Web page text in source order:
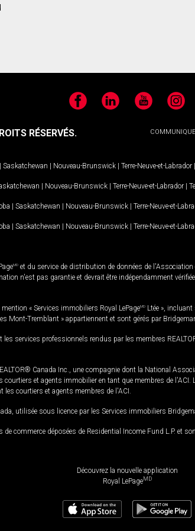
FacebookLinkedIn YouTube
RÉSERVÉS.
| Saskatchewan | Nouveau-Brunswick | Terre-Neuve-et-Labrador |
| Nouveau-Brunswick | Terre-Neuve-et-Labrador |
| Saskatchewan | Nouveau-Brunswick | Terre-Neuve-et-
| Saskatchewan | Nouveau-Brunswick | Terre-Neuve-et-
MD et du service de distribution de données de
n'est pas garantie et devrait être indépendamment
« Services immobiliers Royal LePageMD Ltée »,
Mont-Tremblant » appartiennent et sont gérés par
services professionnels rendus par les membres
Canada Inc., une compagnie dont la National
et agents immobilier en tant que membres de
courtiers et agents membres de l'ACI.
utilisée sous licence par les Services immobiliers
de commerce déposées de Residential Income Fund L.P. et
Découvrez la nouvelle application
Royal LePageMD